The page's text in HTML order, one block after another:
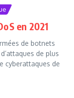
en 2021
de botnets
de plus
cyberattaques de